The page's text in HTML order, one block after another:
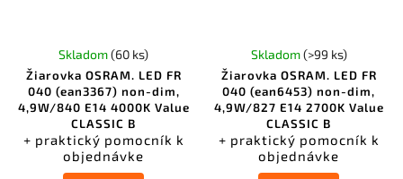
Žiarovka OSRAM. LED FR
040 (ean3367) non-dim,
4,9W/840 E14 4000K Value
CLASSIC B
+ praktický pomocník k
objednávke
Skladom(60 ks)
Žiarovka OSRAM. LED FR
040 (ean6453) non-dim,
4,9W/827 E14 2700K Value
CLASSIC B
+ praktický pomocník k
objednávke
Skladom(>99 ks)